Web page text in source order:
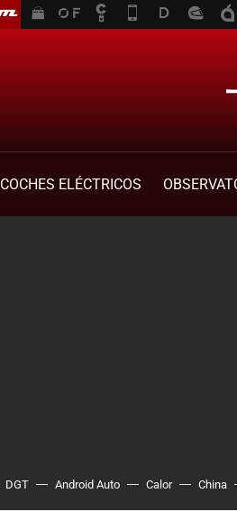
COCHES ELÉCTRICOS
DGT Android Auto Calor China